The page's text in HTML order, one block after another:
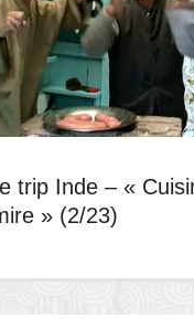
trip Inde – «
» (2/23)